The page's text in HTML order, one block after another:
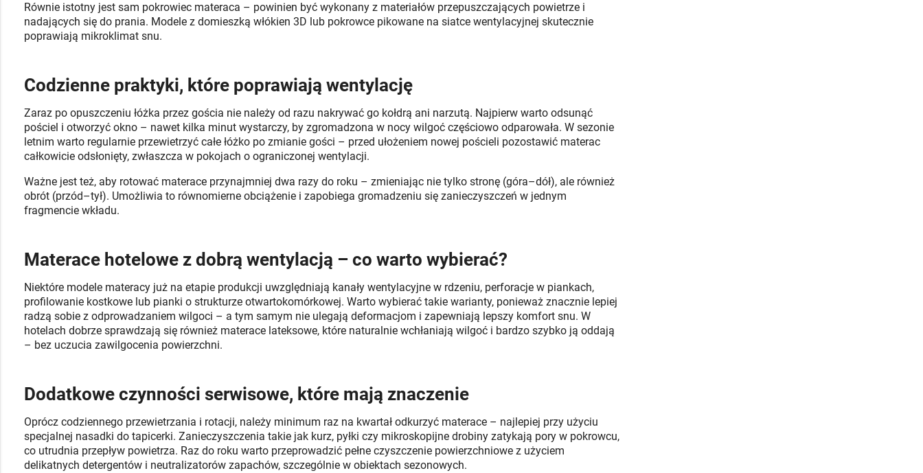
Równie istotny jest sam pokrowiec materaca – powinien być wykonany z materiałów przepuszczających powietrze i
nadających się do prania. Modele z domieszką włókien 3D lub pokrowce pikowane na siatce wentylacyjnej skutecznie
poprawiają mikroklimat snu.
Codzienne praktyki, które poprawiają wentylację
Zaraz po opuszczeniu łóżka przez gościa nie należy od razu nakrywać go kołdrą ani narzutą. Najpierw warto odsunąć
pościel i otworzyć okno – nawet kilka minut wystarczy, by zgromadzona w nocy wilgoć częściowo odparowała. W sezonie
letnim warto regularnie przewietrzyć całe łóżko po zmianie gości – przed ułożeniem nowej pościeli pozostawić materac
całkowicie odsłonięty, zwłaszcza w pokojach o ograniczonej wentylacji.
Ważne jest też, aby rotować materace przynajmniej dwa razy do roku – zmieniając nie tylko stronę (góra–dół), ale również
obrót (przód–tył). Umożliwia to równomierne obciążenie i zapobiega gromadzeniu się zanieczyszczeń w jednym
fragmencie wkładu.
Materace hotelowe z dobrą wentylacją – co warto wybierać?
Niektóre modele materacy już na etapie produkcji uwzględniają kanały wentylacyjne w rdzeniu, perforacje w piankach,
profilowanie kostkowe lub pianki o strukturze otwartokomórkowej. Warto wybierać takie warianty, ponieważ znacznie lepiej
radzą sobie z odprowadzaniem wilgoci – a tym samym nie ulegają deformacjom i zapewniają lepszy komfort snu. W
hotelach dobrze sprawdzają się również materace lateksowe, które naturalnie wchłaniają wilgoć i bardzo szybko ją oddają
– bez uczucia zawilgocenia powierzchni.
Dodatkowe czynności serwisowe, które mają znaczenie
Oprócz codziennego przewietrzania i rotacji, należy minimum raz na kwartał odkurzyć materace – najlepiej przy użyciu
specjalnej nasadki do tapicerki. Zanieczyszczenia takie jak kurz, pyłki czy mikroskopijne drobiny zatykają pory w pokrowcu,
co utrudnia przepływ powietrza. Raz do roku warto przeprowadzić pełne czyszczenie powierzchniowe z użyciem
delikatnych detergentów i neutralizatorów zapachów, szczególnie w obiektach sezonowych.